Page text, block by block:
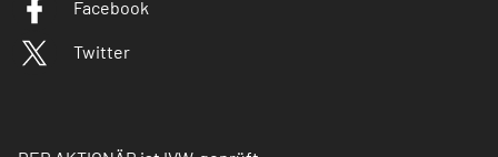
Facebook
Twitter